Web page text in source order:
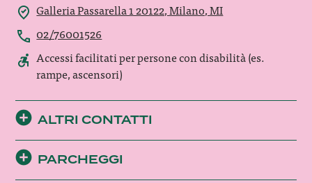
Galleria Passarella 1 20122, Milano, MI
02/76001526
Accessi facilitati per persone con disabilità (es.
rampe, ascensori)
ALTRI CONTATTI
PARCHEGGI